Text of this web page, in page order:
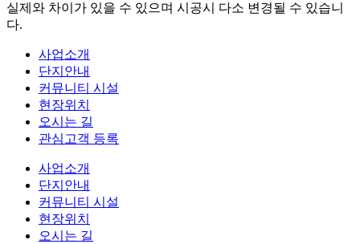
실제와 차이가 있을 수 있으며 시공시 다소 변경될 수 있습니
다.
사업소개
단지안내
커뮤니티 시설
현장위치
오시는 길
관심고객 등록
사업소개
단지안내
커뮤니티 시설
현장위치
오시는 길